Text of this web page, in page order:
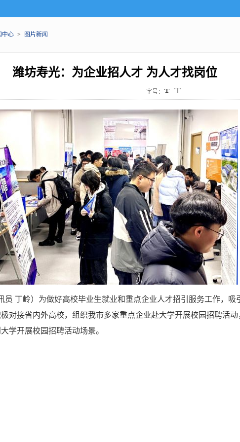
中心 > 图片新闻
潍坊寿光：为企业招人才 为人才找岗位
字号：
员 丁岭）为做好高校毕业生就业和重点企业人才招引服务工作，
对接省内外高校，组织我市多家重点企业赴大学开展校园招聘活
学开展校园招聘活动场景。